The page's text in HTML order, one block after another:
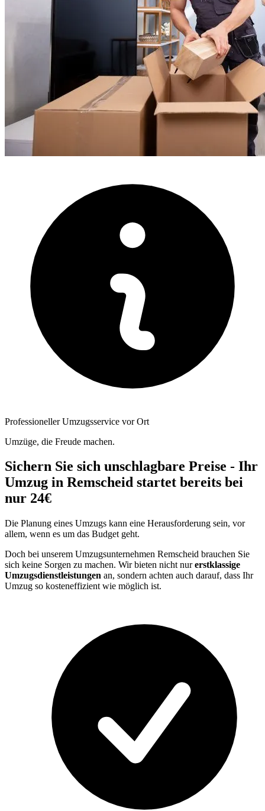
Professioneller Umzugsservice vor Ort
Umzüge, die Freude machen.
Sichern Sie sich unschlagbare Preise - Ihr
Umzug in Remscheid startet bereits bei
nur 24€
Die Planung eines Umzugs kann eine Herausforderung sein, vor
allem, wenn es um das Budget geht.
Doch bei unserem Umzugsunternehmen Remscheid brauchen Sie
sich keine Sorgen zu machen. Wir bieten nicht nurerstklassige
Umzugsdienstleistungen an, sondern achten auch darauf, dass Ihr
Umzug so kosteneffizient wie möglich ist.